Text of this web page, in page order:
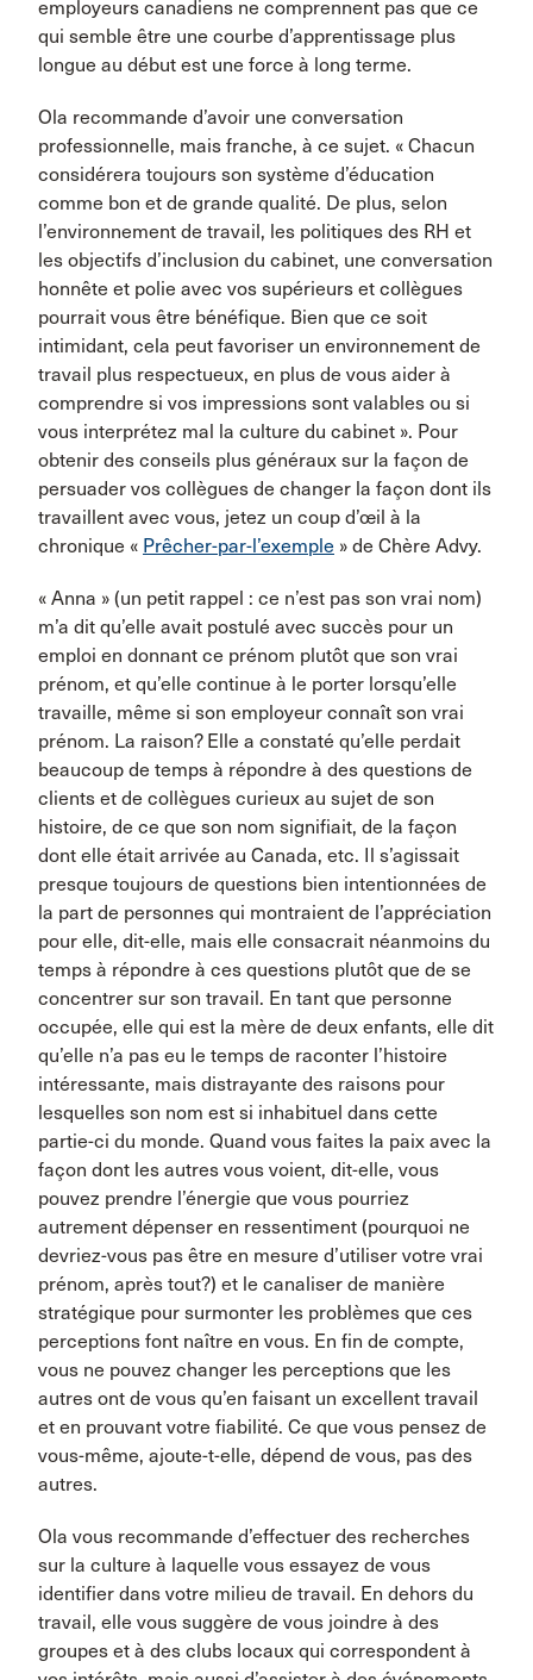
employeurs canadiens ne comprennent pas que ce
qui semble être une courbe d’apprentissage plus
longue au début est une force à long terme.
Ola recommande d’avoir une conversation
professionnelle, mais franche, à ce sujet. « Chacun
considérera toujours son système d’éducation
comme bon et de grande qualité. De plus, selon
l’environnement de travail, les politiques des RH et
les objectifs d’inclusion du cabinet, une conversation
honnête et polie avec vos supérieurs et collègues
pourrait vous être bénéfique. Bien que ce soit
intimidant, cela peut favoriser un environnement de
travail plus respectueux, en plus de vous aider à
comprendre si vos impressions sont valables ou si
vous interprétez mal la culture du cabinet ». Pour
obtenir des conseils plus généraux sur la façon de
persuader vos collègues de changer la façon dont ils
travaillent avec vous, jetez un coup d’œil à la
chronique « Prêcher-par-l’exemple » de Chère Advy.
« Anna » (un petit rappel : ce n’est pas son vrai nom)
m’a dit qu’elle avait postulé avec succès pour un
emploi en donnant ce prénom plutôt que son vrai
prénom, et qu’elle continue à le porter lorsqu’elle
travaille, même si son employeur connaît son vrai
prénom. La raison? Elle a constaté qu’elle perdait
beaucoup de temps à répondre à des questions de
clients et de collègues curieux au sujet de son
histoire, de ce que son nom signifiait, de la façon
dont elle était arrivée au Canada, etc. Il s’agissait
presque toujours de questions bien intentionnées de
la part de personnes qui montraient de l’appréciation
pour elle, dit-elle, mais elle consacrait néanmoins du
temps à répondre à ces questions plutôt que de se
concentrer sur son travail. En tant que personne
occupée, elle qui est la mère de deux enfants, elle dit
qu’elle n’a pas eu le temps de raconter l’histoire
intéressante, mais distrayante des raisons pour
lesquelles son nom est si inhabituel dans cette
partie-ci du monde. Quand vous faites la paix avec la
façon dont les autres vous voient, dit-elle, vous
pouvez prendre l’énergie que vous pourriez
autrement dépenser en ressentiment (pourquoi ne
devriez-vous pas être en mesure d’utiliser votre vrai
prénom, après tout?) et le canaliser de manière
stratégique pour surmonter les problèmes que ces
perceptions font naître en vous. En fin de compte,
vous ne pouvez changer les perceptions que les
autres ont de vous qu’en faisant un excellent travail
et en prouvant votre fiabilité. Ce que vous pensez de
vous-même, ajoute-t-elle, dépend de vous, pas des
autres.
Ola vous recommande d’effectuer des recherches
sur la culture à laquelle vous essayez de vous
identifier dans votre milieu de travail. En dehors du
travail, elle vous suggère de vous joindre à des
groupes et à des clubs locaux qui correspondent à